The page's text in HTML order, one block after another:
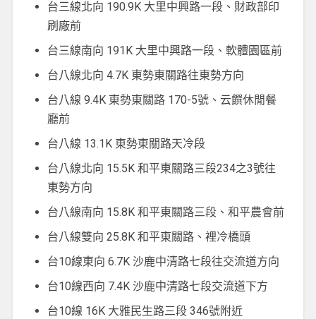
台三線北向 190.9K 大里中興路一段、財政部印
刷廠前
台三線南向 191K 大里中興路一段、軟體園區前
台八線北向 4.7K 東勢東關路往東勢方向
台八線 9.4K 東勢東關路 170-5號、云饌休閒餐
廳前
台八線 13.1K 東勢東關路天冷段
台八線北向 15.5K 和平東關路三段234之3號往
東勢方向
台八線南向 15.8K 和平東關路三段、和平農會前
台八線雙向 25.8K 和平東關路、裡冷橋頭
台10線東向 6.7K 沙鹿中清路七段往交流道方向
台10線西向 7.4K 沙鹿中清路七段交流道下方
台10線 16K 大雅民生路三段 346號附近